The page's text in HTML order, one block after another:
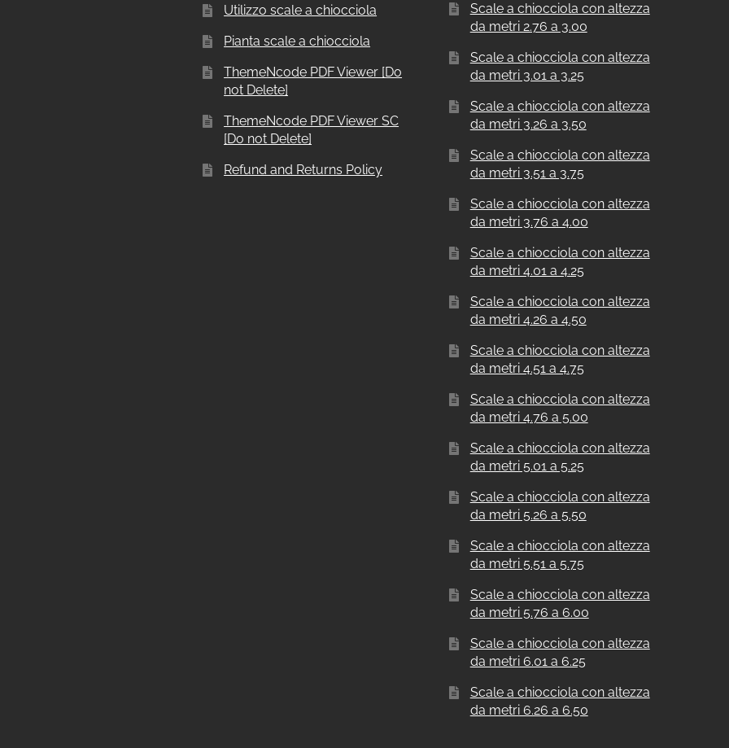
Utilizzo scale a chiocciola
Pianta scale a chiocciola
ThemeNcode PDF Viewer [Do
not Delete]
ThemeNcode PDF Viewer SC
[Do not Delete]
Refund and Returns Policy
Scale a chiocciola con altezza
da metri 2.76 a 3.00
Scale a chiocciola con altezza
da metri 3.01 a 3.25
Scale a chiocciola con altezza
da metri 3.26 a 3.50
Scale a chiocciola con altezza
da metri 3.51 a 3.75
Scale a chiocciola con altezza
da metri 3.76 a 4.00
Scale a chiocciola con altezza
da metri 4.01 a 4.25
Scale a chiocciola con altezza
da metri 4.26 a 4.50
Scale a chiocciola con altezza
da metri 4.51 a 4.75
Scale a chiocciola con altezza
da metri 4.76 a 5.00
Scale a chiocciola con altezza
da metri 5.01 a 5.25
Scale a chiocciola con altezza
da metri 5.26 a 5.50
Scale a chiocciola con altezza
da metri 5.51 a 5.75
Scale a chiocciola con altezza
da metri 5.76 a 6.00
Scale a chiocciola con altezza
da metri 6.01 a 6.25
Scale a chiocciola con altezza
da metri 6.26 a 6.50